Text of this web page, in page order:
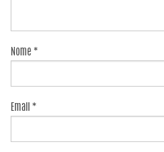
Nome *
Email *